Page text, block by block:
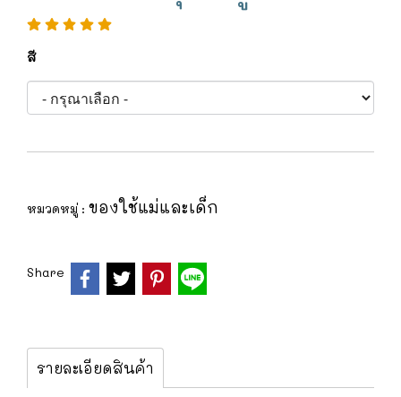
สี
หมวดหมู่ : ของใช้แม่และเด็ก
Share
รายละเอียดสินค้า